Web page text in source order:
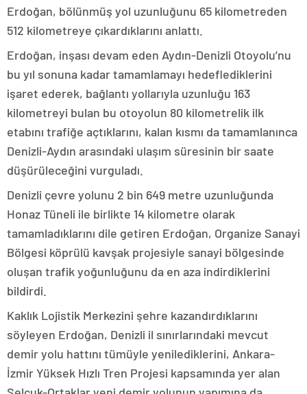
Erdoğan, bölünmüş yol uzunluğunu 65 kilometreden
512 kilometreye çıkardıklarını anlattı.
Erdoğan, inşası devam eden Aydın-Denizli Otoyolu’nu
bu yıl sonuna kadar tamamlamayı hedeflediklerini
işaret ederek, bağlantı yollarıyla uzunluğu 163
kilometreyi bulan bu otoyolun 80 kilometrelik ilk
etabını trafiğe açtıklarını, kalan kısmı da tamamlanınca
Denizli-Aydın arasındaki ulaşım süresinin bir saate
düşürüleceğini vurguladı.
Denizli çevre yolunu 2 bin 649 metre uzunluğunda
Honaz Tüneli ile birlikte 14 kilometre olarak
tamamladıklarını dile getiren Erdoğan, Organize Sanayi
Bölgesi köprülü kavşak projesiyle sanayi bölgesinde
oluşan trafik yoğunluğunu da en aza indirdiklerini
bildirdi.
Kaklık Lojistik Merkezini şehre kazandırdıklarını
söyleyen Erdoğan, Denizli il sınırlarındaki mevcut
demir yolu hattını tümüyle yenilediklerini, Ankara-
İzmir Yüksek Hızlı Tren Projesi kapsamında yer alan